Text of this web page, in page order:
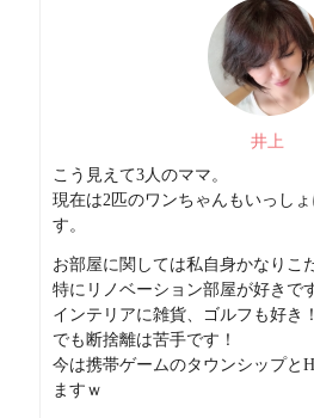
井上
こう見えて3人のママ。
現在は2匹のワンちゃんもいっし
す。
お部屋に関しては私自身かなりこ
特にリノベーション部屋が好きで
インテリアに雑貨、ゴルフも好き！
でも断捨離は苦手です！
今は携帯ゲームのタウンシップと
ますｗ